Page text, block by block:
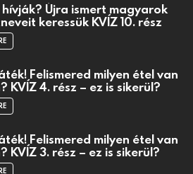
hívják? Újra ismert magyarok
keressük KVÍZ 10. rész
Felismered milyen étel van
KVÍZ 4. rész – ez is sikerül?
Felismered milyen étel van
KVÍZ 3. rész – ez is sikerül?